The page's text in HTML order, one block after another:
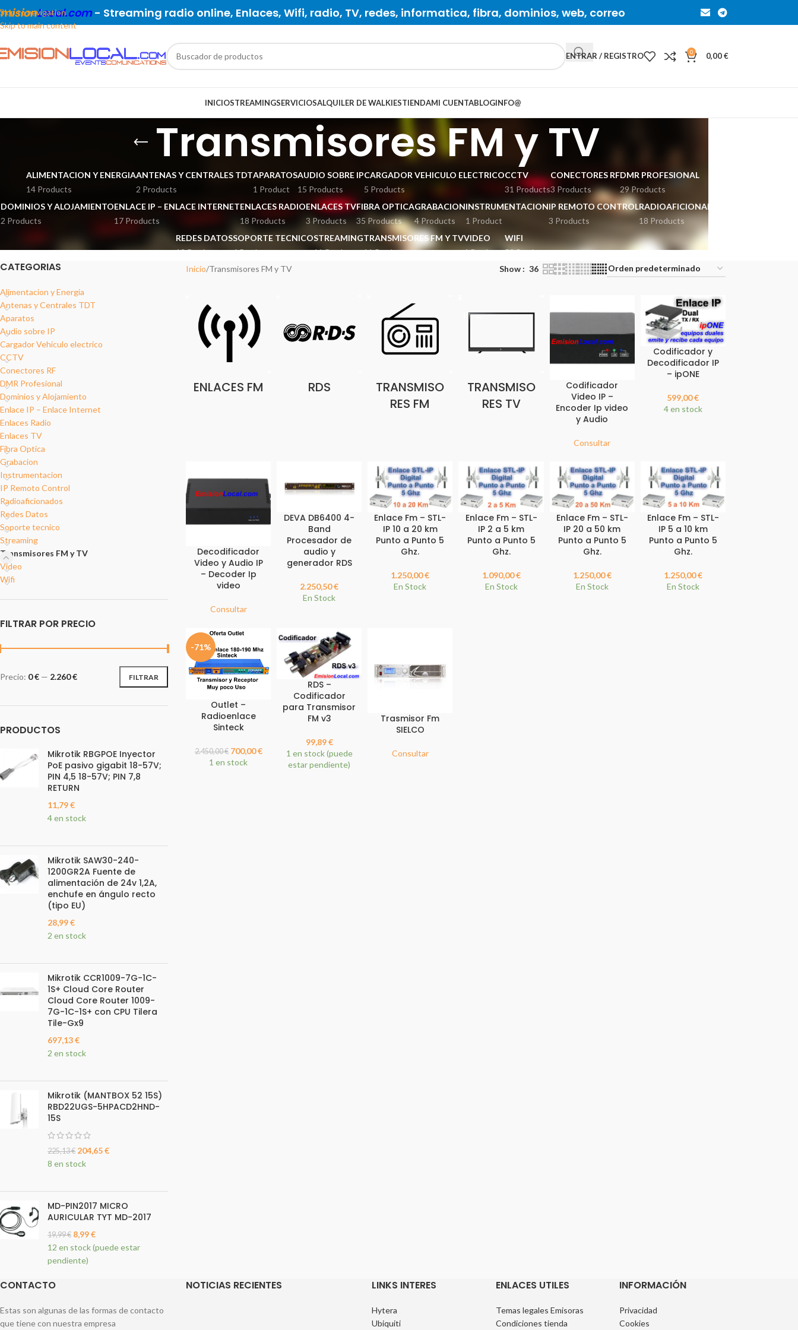
Skip to navigation
Skip to main content
Local.com- Streaming radio online, Enlaces, Wifi, radio, TV, redes, informatica, fibra, dominios, web, correo
ENTRAR / REGISTRO 0 0,00€
INICIOSTREAMINGSERVICIOSALQUILER DE WALKIESTIENDAMI CUENTABLOGINFO@
Transmisores FM y TV
ALIMENTACION Y ENERGIA
14 Products
ANTENAS Y CENTRALES TDT
2 Products
APARATOS
1 Product
AUDIO SOBRE IP
15 Products
CARGADOR VEHICULO ELECTRICO
5 Products
CCTV
31 Products
CONECTORES RF
3 Products
DMR PROFESIONAL
29 Products
DOMINIOS Y ALOJAMIENTO
2 Products
ENLACE IP – ENLACE INTERNET
17 Products
ENLACES RADIO
18 Products
ENLACES TV
3 Products
FIBRA OPTICA
35 Products
GRABACION
4 Products
INSTRUMENTACION
1 Product
IP REMOTO CONTROL
3 Products
RADIOAFICIONADOS
18 Products
REDES DATOS
12 Products
SOPORTE TECNICO
6 Products
STREAMING
11 Products
TRANSMISORES FM Y TV
11 Products
VIDEO
4 Products
WIFI
52 Products
CATEGORIAS
Alimentacion y Energia
Antenas y Centrales TDT
Aparatos
Audio sobre IP
Cargador Vehiculo electrico
CCTV
Conectores RF
DMR Profesional
Dominios y Alojamiento
Enlace IP – Enlace Internet
Enlaces Radio
Enlaces TV
Fibra Optica
Grabacion
Instrumentacion
IP Remoto Control
Radioaficionados
Redes Datos
Soporte tecnico
Streaming
Transmisores FM y TV
Video
Wifi
FILTRAR POR PRECIO
FILTRAR
Precio: 0 € — 2.260 €
PRODUCTOS
Mikrotik RBGPOE Inyector
PoE pasivo gigabit 18-57V;
PIN 4,5 18-57V; PIN 7,8
RETURN
11,79€
4 en stock
Mikrotik SAW30-240-
1200GR2A Fuente de
alimentación de 24v 1,2A,
enchufe en ángulo recto
(tipo EU)
28,99€
2 en stock
Mikrotik CCR1009-7G-1C-
1S+ Cloud Core Router
Cloud Core Router 1009-
7G-1C-1S+ con CPU Tilera
Tile-Gx9
697,13€
2 en stock
Mikrotik (MANTBOX 52 15S)
RBD22UGS-5HPACD2HND-
15S
225,13€ 204,65€
8 en stock
MD-PIN2017 MICRO
AURICULAR TYT MD-2017
19,99€ 8,99€
12 en stock (puede estar
pendiente)
Inicio Transmisores FM y TV Show 36
ENLACES FM RDS
TRANSMISO
RES FM
TRANSMISO
RES TV
Codificador
Video IP –
Encoder Ip video
y Audio
Consultar
Codificador y
Decodificador IP
– ipONE
599,00€
4 en stock
Decodificador
Video y Audio IP
– Decoder Ip
video
Consultar
DEVA DB6400 4-
Band
Procesador de
audio y
generador RDS
2.250,50€
En Stock
Enlace Fm – STL-
IP 10 a 20 km
Punto a Punto 5
Ghz.
1.250,00€
En Stock
Enlace Fm – STL-
IP 2 a 5 km
Punto a Punto 5
Ghz.
1.090,00€
En Stock
Enlace Fm – STL-
IP 20 a 50 km
Punto a Punto 5
Ghz.
1.250,00€
En Stock
Enlace Fm – STL-
IP 5 a 10 km
Punto a Punto 5
Ghz.
1.250,00€
En Stock
-71%
Outlet –
Radioenlace
Sinteck
2.450,00€ 700,00€
1 en stock
RDS –
Codificador
para Transmisor
FM v3
99,89€
1 en stock (puede
estar pendiente)
Trasmisor Fm
SIELCO
Consultar
CONTACTO
Estas son algunas de las formas de contacto
que tiene con nuestra empresa
NOTICIAS RECIENTES LINKS INTERES
Hytera
Ubiquiti
ENLACES UTILES
Temas legales Emisoras
Condiciones tienda
INFORMACIÓN
Privacidad
Cookies